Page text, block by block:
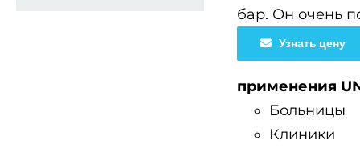
бар. Он очень
Узнать цену
применения
Больницы
Клиники